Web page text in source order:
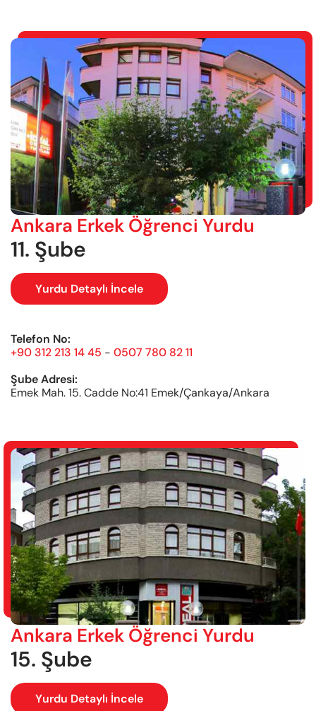
Ankara Erkek Öğrenci Yurdu
11. Şube
Yurdu Detaylı İncele
Telefon No:
+90 312 213 14 45 - 0507 780 82 11
Şube Adresi:
Emek Mah. 15. Cadde No:41 Emek/Çankaya/Ankara
Ankara Erkek Öğrenci Yurdu
15. Şube
Yurdu Detaylı İncele